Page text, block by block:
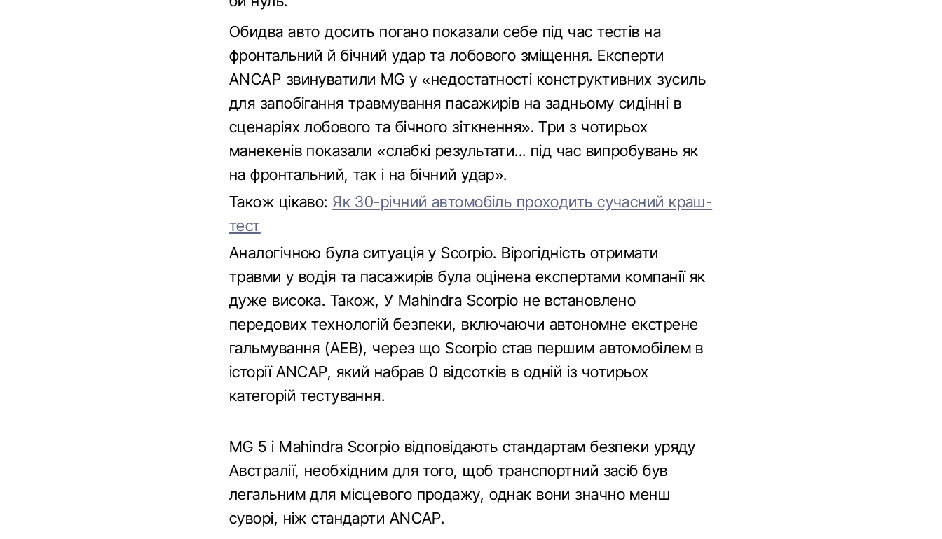
Обидва авто досить погано показали себе під час тестів на
фронтальний й бічний удар та лобового зміщення. Експерти
ANCAP звинуватили MG у «недостатності конструктивних зусиль
для запобігання травмування пасажирів на задньому сидінні в
сценаріях лобового та бічного зіткнення». Три з чотирьох
манекенів показали «слабкі результати... під час випробувань як
на фронтальний, так і на бічний удар».
Також цікаво: Як 30-річний автомобіль проходить сучасний краш-
тест
Аналогічною була ситуація у Scorpio. Вірогідність отримати
травми у водія та пасажирів була оцінена експертами компанії як
дуже висока. Також, У Mahindra Scorpio не встановлено
передових технологій безпеки, включаючи автономне екстрене
гальмування (AEB), через що Scorpio став першим автомобілем в
історії ANCAP, який набрав 0 відсотків в одній із чотирьох
категорій тестування.
MG 5 і Mahindra Scorpio відповідають стандартам безпеки уряду
Австралії, необхідним для того, щоб транспортний засіб був
легальним для місцевого продажу, однак вони значно менш
суворі, ніж стандарти ANCAP.